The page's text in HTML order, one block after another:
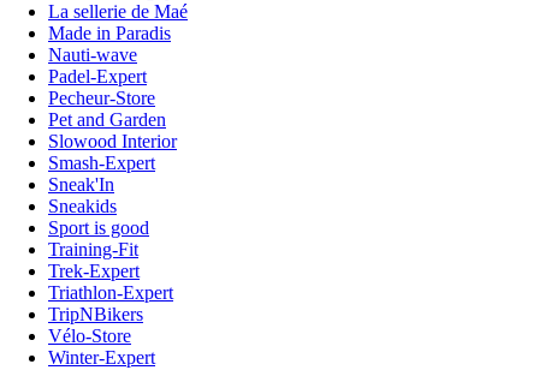
La sellerie de Maé
Made in Paradis
Nauti-wave
Padel-Expert
Pecheur-Store
Pet and Garden
Slowood Interior
Smash-Expert
Sneak'In
Sneakids
Sport is good
Training-Fit
Trek-Expert
Triathlon-Expert
TripNBikers
Vélo-Store
Winter-Expert